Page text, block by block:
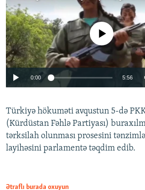
Auto 240p 360p
720p 1080p
No media source currently
0:00 5:56
Türkiyə hökuməti avqustun 5-də
(Kürdüstan Fəhlə Partiyası)
tərksilah olunması prosesini
layihəsini parlamentə təqdim edib.
Ətraflı burada oxuyun